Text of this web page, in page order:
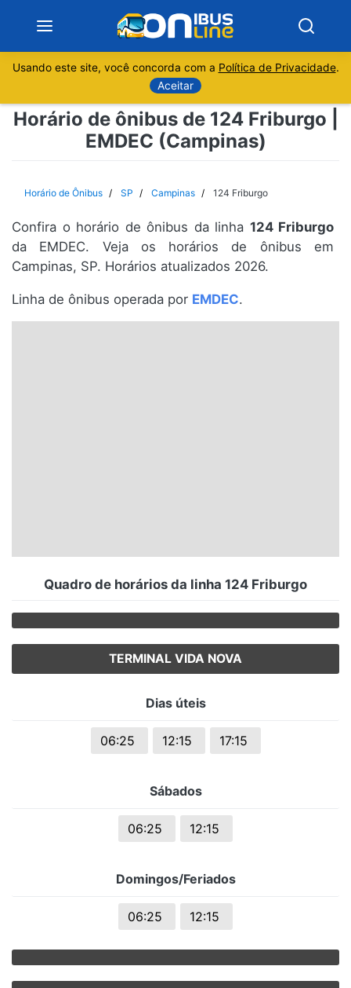
Sobre
Rio de Janeiro
Usando este site, você concorda com a Política de Privacidade.
Aceitar
Horário de ônibus de 124 Friburgo |
EMDEC (Campinas)
Horário de Ônibus SP Campinas 124 Friburgo
Confira o horário de ônibus da linha 124 Friburgo
da EMDEC. Veja os horários de ônibus em
Campinas, SP. Horários atualizados 2026.
Linha de ônibus operada por EMDEC.
Quadro de horários da linha 124 Friburgo
TERMINAL VIDA NOVA
Dias úteis
06:25 12:15 17:15
Sábados
06:25 12:15
Domingos/Feriados
06:25 12:15